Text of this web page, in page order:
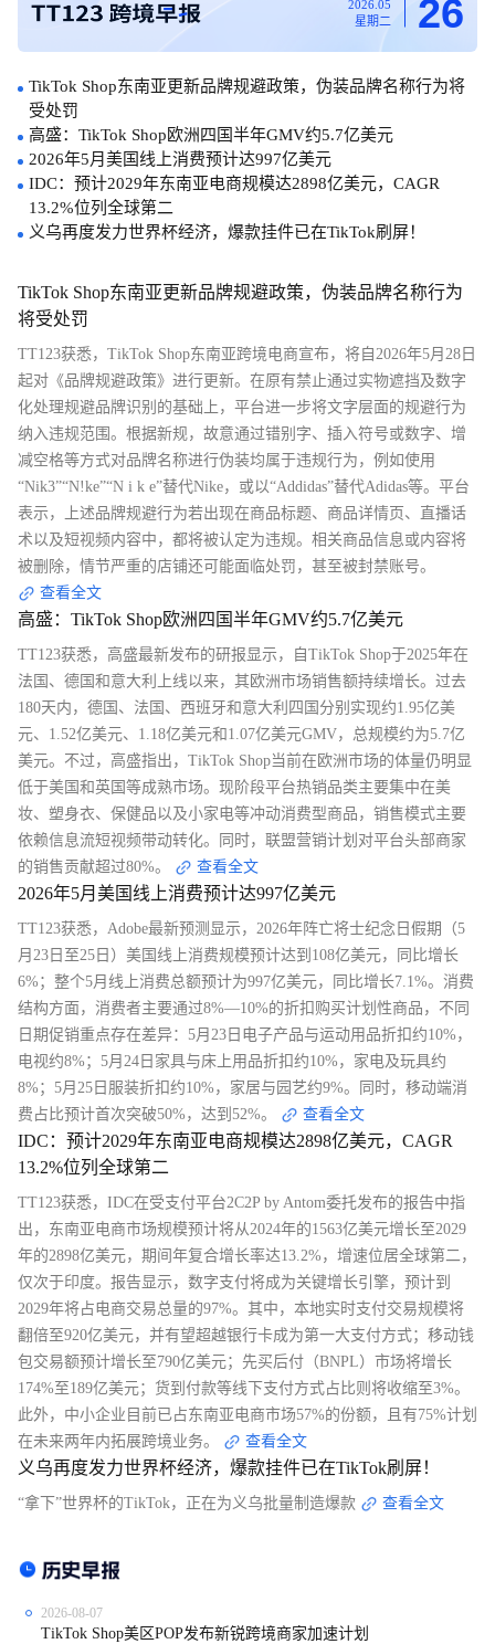
2026.05
星期二
26
TikTok Shop东南亚更新品牌规避政策，伪装品牌名称行为将
受处罚
高盛：TikTok Shop欧洲四国半年GMV约5.7亿美元
2026年5月美国线上消费预计达997亿美元
IDC：预计2029年东南亚电商规模达2898亿美元，CAGR
13.2%位列全球第二
义乌再度发力世界杯经济，爆款挂件已在TikTok刷屏！
TikTok Shop东南亚更新品牌规避政策，伪装品牌名称行为
将受处罚
TT123获悉，TikTok Shop东南亚跨境电商宣布，将自2026年5月28日
起对《品牌规避政策》进行更新。在原有禁止通过实物遮挡及数字
化处理规避品牌识别的基础上，平台进一步将文字层面的规避行为
纳入违规范围。根据新规，故意通过错别字、插入符号或数字、增
减空格等方式对品牌名称进行伪装均属于违规行为，例如使用
“Nik3”“N!ke”“N i k e”替代Nike，或以“Addidas”替代Adidas等。平台
表示，上述品牌规避行为若出现在商品标题、商品详情页、直播话
术以及短视频内容中，都将被认定为违规。相关商品信息或内容将
被删除，情节严重的店铺还可能面临处罚，甚至被封禁账号。
查看全文
高盛：TikTok Shop欧洲四国半年GMV约5.7亿美元
TT123获悉，高盛最新发布的研报显示，自TikTok Shop于2025年在
法国、德国和意大利上线以来，其欧洲市场销售额持续增长。过去
180天内，德国、法国、西班牙和意大利四国分别实现约1.95亿美
元、1.52亿美元、1.18亿美元和1.07亿美元GMV，总规模约为5.7亿
美元。不过，高盛指出，TikTok Shop当前在欧洲市场的体量仍明显
低于美国和英国等成熟市场。现阶段平台热销品类主要集中在美
妆、塑身衣、保健品以及小家电等冲动消费型商品，销售模式主要
依赖信息流短视频带动转化。同时，联盟营销计划对平台头部商家
的销售贡献超过80%。
查看全文
2026年5月美国线上消费预计达997亿美元
TT123获悉，Adobe最新预测显示，2026年阵亡将士纪念日假期（5
月23日至25日）美国线上消费规模预计达到108亿美元，同比增长
6%；整个5月线上消费总额预计为997亿美元，同比增长7.1%。消费
结构方面，消费者主要通过8%—10%的折扣购买计划性商品，不同
日期促销重点存在差异：5月23日电子产品与运动用品折扣约10%，
电视约8%；5月24日家具与床上用品折扣约10%，家电及玩具约
8%；5月25日服装折扣约10%，家居与园艺约9%。同时，移动端消
费占比预计首次突破50%，达到52%。
查看全文
IDC：预计2029年东南亚电商规模达2898亿美元，CAGR
13.2%位列全球第二
TT123获悉，IDC在受支付平台2C2P by Antom委托发布的报告中指
出，东南亚电商市场规模预计将从2024年的1563亿美元增长至2029
年的2898亿美元，期间年复合增长率达13.2%，增速位居全球第二，
仅次于印度。报告显示，数字支付将成为关键增长引擎，预计到
2029年将占电商交易总量的97%。其中，本地实时支付交易规模将
翻倍至920亿美元，并有望超越银行卡成为第一大支付方式；移动钱
包交易额预计增长至790亿美元；先买后付（BNPL）市场将增长
174%至189亿美元；货到付款等线下支付方式占比则将收缩至3%。
此外，中小企业目前已占东南亚电商市场57%的份额，且有75%计划
在未来两年内拓展跨境业务。
查看全文
义乌再度发力世界杯经济，爆款挂件已在TikTok刷屏！
“拿下”世界杯的TikTok，正在为义乌批量制造爆款 查看全文
2026-08-07
TikTok Shop美区POP发布新锐跨境商家加速计划